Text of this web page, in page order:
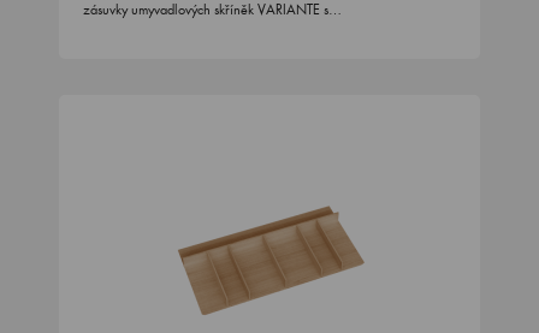
zásuvky umyvadlových skříněk VARIANTE s…